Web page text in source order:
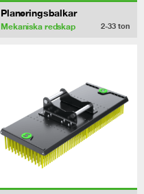
Planeringsbalkar
Mekaniska redskap 2-33 ton